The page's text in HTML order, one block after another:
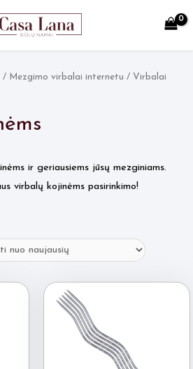
/ Mezgimo virbalai internetu / Virbalai
ir geriausiems jūsų mezginiams.
virbalų kojinėms pasirinkimo!